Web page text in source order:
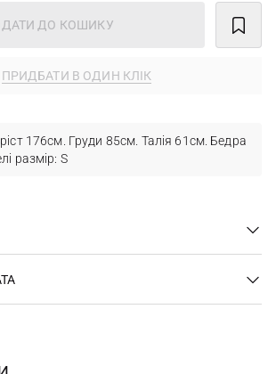
ДО КОШИКУ
ПРИДБАТИ В ОДИН КЛІК
176см. Груди 85см. Талія 61см. Бедра
размір: S